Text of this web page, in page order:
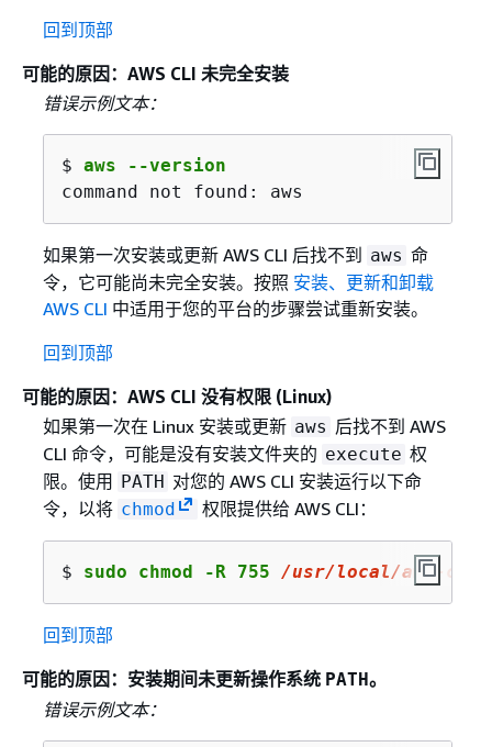
"GroupId":
"Arn":
"CreateDate": "2019-08-
        }
回到顶部
可能的原因：AWS CLI 未完全安装
错误示例文本：
$ aws --version
command not found: aws
如果第一次安装或更新 AWS CLI 后找不到 aws 命
令，它可能尚未完全安装。按照 安装、更新和卸载
AWS CLI 中适用于您的平台的步骤尝试重新安装。
回到顶部
可能的原因：AWS CLI 没有权限 (Linux)
如果第一次在 Linux 安装或更新 aws 后找不到 AWS
CLI 命令，可能是没有安装文件夹的 execute 权
限。使用 PATH 对您的 AWS CLI 安装运行以下命
令，以将 chmod 权限提供给 AWS CLI：
$ sudo chmod -R 755 /usr/local/aws-cli/
回到顶部
可能的原因：安装期间未更新操作系统 PATH。
错误示例文本：